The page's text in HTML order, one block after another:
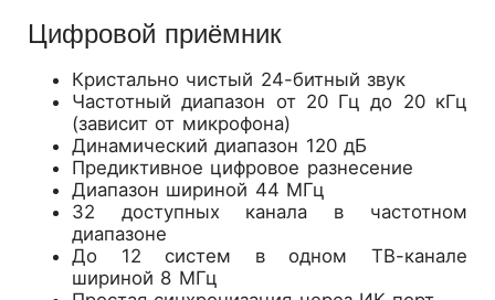
Цифровой приёмник
Кристально чистый 24-битный звук
Частотный диапазон от 20 Гц до 20 кГц
(зависит от микрофона)
Динамический диапазон 120 дБ
Предиктивное цифровое разнесение
Диапазон шириной 44 МГц
32 доступных канала в частотном
диапазоне
До 12 систем в одном ТВ-канале
шириной 8 МГц